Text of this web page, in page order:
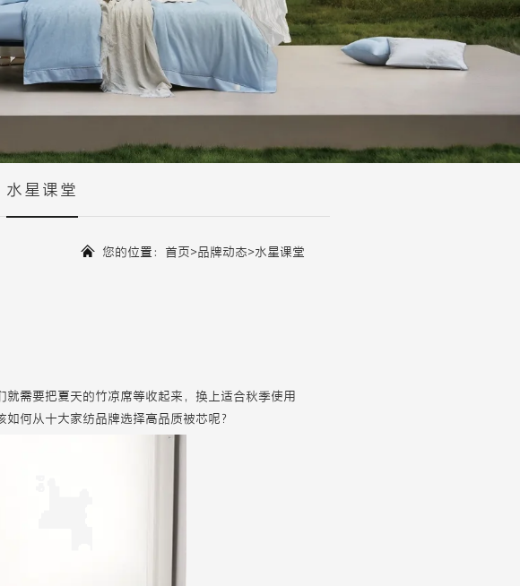
水星课堂
您的位置： 首页 >品牌动态>水星课堂
需要把夏天的竹凉席等收起来，换上适合秋季使用
何从十大家纺品牌选择高品质被芯呢？